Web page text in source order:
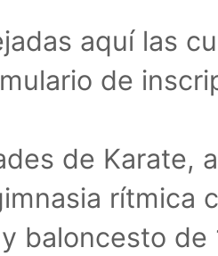
aquí las
de
de Karate,
rítmica
baloncesto de